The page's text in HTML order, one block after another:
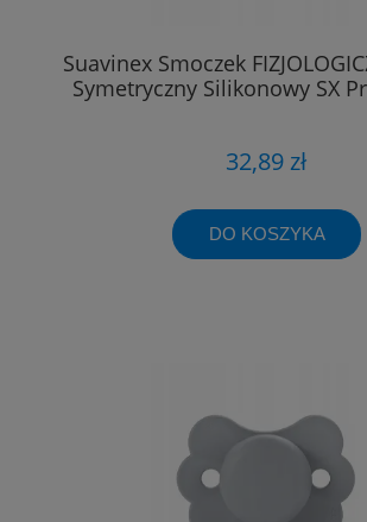
Suavinex Smoczek
Symetryczny Silikonowy SX
32,89 zł
DO KOSZYKA